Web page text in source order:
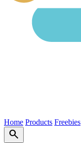
Home Products Freebies
search